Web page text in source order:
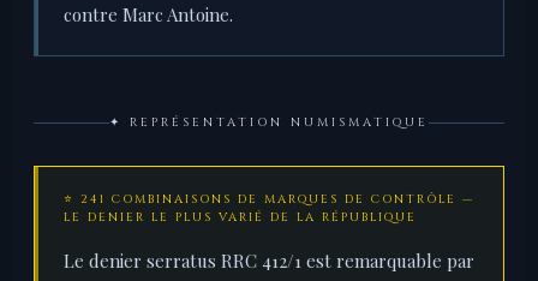
contre Marc Antoine.
✦ REPRÉSENTATION NUMISMATIQUE
⭐ 241 COMBINAISONS DE MARQUES DE CONTRÔLE —
LE DENIER LE PLUS VARIÉ DE LA RÉPUBLIQUE
Le denier serratus RRC 412/1 est remarquable par